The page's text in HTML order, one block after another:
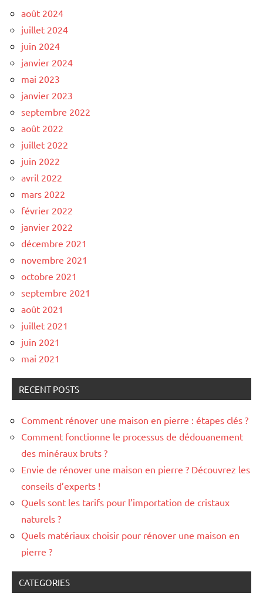
août 2024
juillet 2024
juin 2024
janvier 2024
mai 2023
janvier 2023
septembre 2022
août 2022
juillet 2022
juin 2022
avril 2022
mars 2022
février 2022
janvier 2022
décembre 2021
novembre 2021
octobre 2021
septembre 2021
août 2021
juillet 2021
juin 2021
mai 2021
RECENT POSTS
Comment rénover une maison en pierre : étapes clés ?
Comment fonctionne le processus de dédouanement
des minéraux bruts ?
Envie de rénover une maison en pierre ? Découvrez les
conseils d’experts !
Quels sont les tarifs pour l’importation de cristaux
naturels ?
Quels matériaux choisir pour rénover une maison en
pierre ?
CATEGORIES